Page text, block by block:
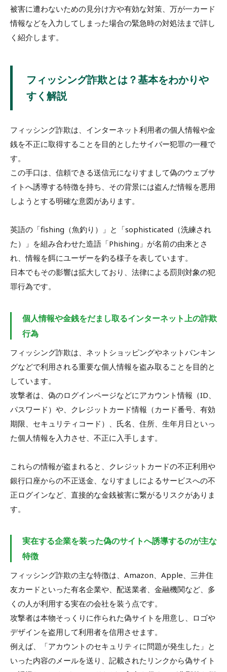
被害に遭わないための見分け方や有効な対策、万が一カード
情報などを入力してしまった場合の緊急時の対処法まで詳し
く紹介します。
フィッシング詐欺とは？基本をわかりや
すく解説
フィッシング詐欺は、インターネット利用者の個人情報や金
銭を不正に取得することを目的としたサイバー犯罪の一種で
す。
この手口は、信頼できる送信元になりすまして偽のウェブサ
イトへ誘導する特徴を持ち、その背景には盗んだ情報を悪用
しようとする明確な意図があります。
英語の「fishing（魚釣り）」と「sophisticated（洗練され
た）」を組み合わせた造語「Phishing」が名前の由来とさ
れ、情報を餌にユーザーを釣る様子を表しています。
日本でもその影響は拡大しており、法律による罰則対象の犯
罪行為です。
個人情報や金銭をだまし取るインターネット上の詐欺
行為
フィッシング詐欺は、ネットショッピングやネットバンキン
グなどで利用される重要な個人情報を盗み取ることを目的と
しています。
攻撃者は、偽のログインページなどにアカウント情報（ID、
パスワード）や、クレジットカード情報（カード番号、有効
期限、セキュリティコード）、氏名、住所、生年月日といっ
た個人情報を入力させ、不正に入手します。
これらの情報が盗まれると、クレジットカードの不正利用や
銀行口座からの不正送金、なりすましによるサービスへの不
正ログインなど、直接的な金銭被害に繋がるリスクがありま
す。
実在する企業を装った偽のサイトへ誘導するのが主な
特徴
フィッシング詐欺の主な特徴は、Amazon、Apple、三井住
友カードといった有名企業や、配送業者、金融機関など、多
くの人が利用する実在の会社を装う点です。
攻撃者は本物そっくりに作られた偽サイトを用意し、ロゴや
デザインを盗用して利用者を信用させます。
例えば、「アカウントのセキュリティに問題が発生した」と
いった内容のメールを送り、記載されたリンクから偽サイト